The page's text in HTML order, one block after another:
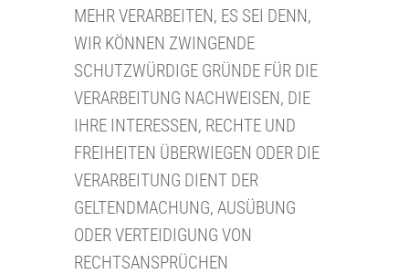
MEHR VERARBEITEN, ES SEI DENN,
WIR KÖNNEN ZWINGENDE
SCHUTZWÜRDIGE GRÜNDE FÜR DIE
VERARBEITUNG NACHWEISEN, DIE
IHRE INTERESSEN, RECHTE UND
FREIHEITEN ÜBERWIEGEN ODER DIE
VERARBEITUNG DIENT DER
GELTENDMACHUNG, AUSÜBUNG
ODER VERTEIDIGUNG VON
RECHTSANSPRÜCHEN